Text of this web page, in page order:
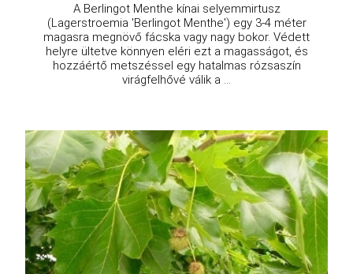
A Berlingot Menthe kínai selyemmirtusz
(Lagerstroemia 'Berlingot Menthe') egy 3-4 méter
magasra megnövő fácska vagy nagy bokor. Védett
helyre ültetve könnyen eléri ezt a magasságot, és
hozzáértő metszéssel egy hatalmas rózsaszín
virágfelhővé válik a ...